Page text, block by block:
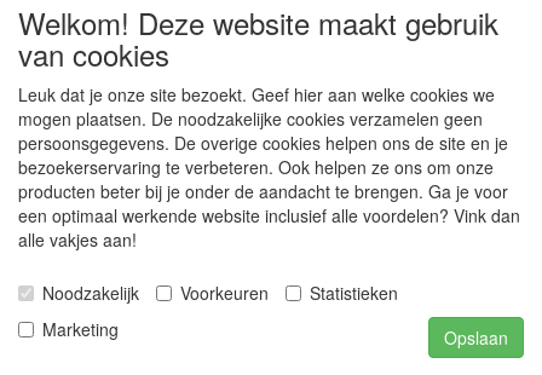
TUINBEURZEN 2026
CONTACT
FOTO'S KWEKERIJ
FOTO'S EVENEMENTEN
Welkom! Deze website maakt gebruik
van cookies
Leuk dat je onze site bezoekt. Geef hier aan welke cookies we
mogen plaatsen. De noodzakelijke cookies verzamelen geen
persoonsgegevens. De overige cookies helpen ons de site en je
bezoekerservaring te verbeteren. Ook helpen ze ons om onze
producten beter bij je onder de aandacht te brengen. Ga je voor
een optimaal werkende website inclusief alle voordelen? Vink dan
alle vakjes aan!
Noodzakelijk Voorkeuren
Statistieken
Marketing
Opslaan